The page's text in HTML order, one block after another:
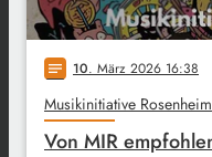
notes 10. März 2026 16:38
Musikinitiative Rosenheim
Von MIR